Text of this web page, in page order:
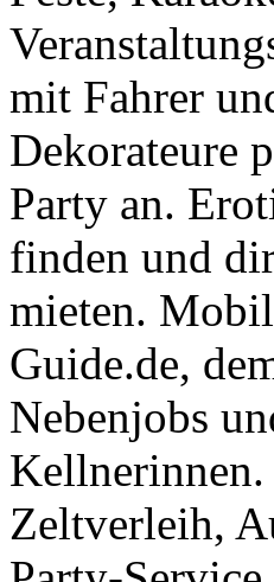
mit Fahrer
Dekorateure
Party an.
finden und
mieten.
Guide.de,
Nebenjobs
Zeltverleih,